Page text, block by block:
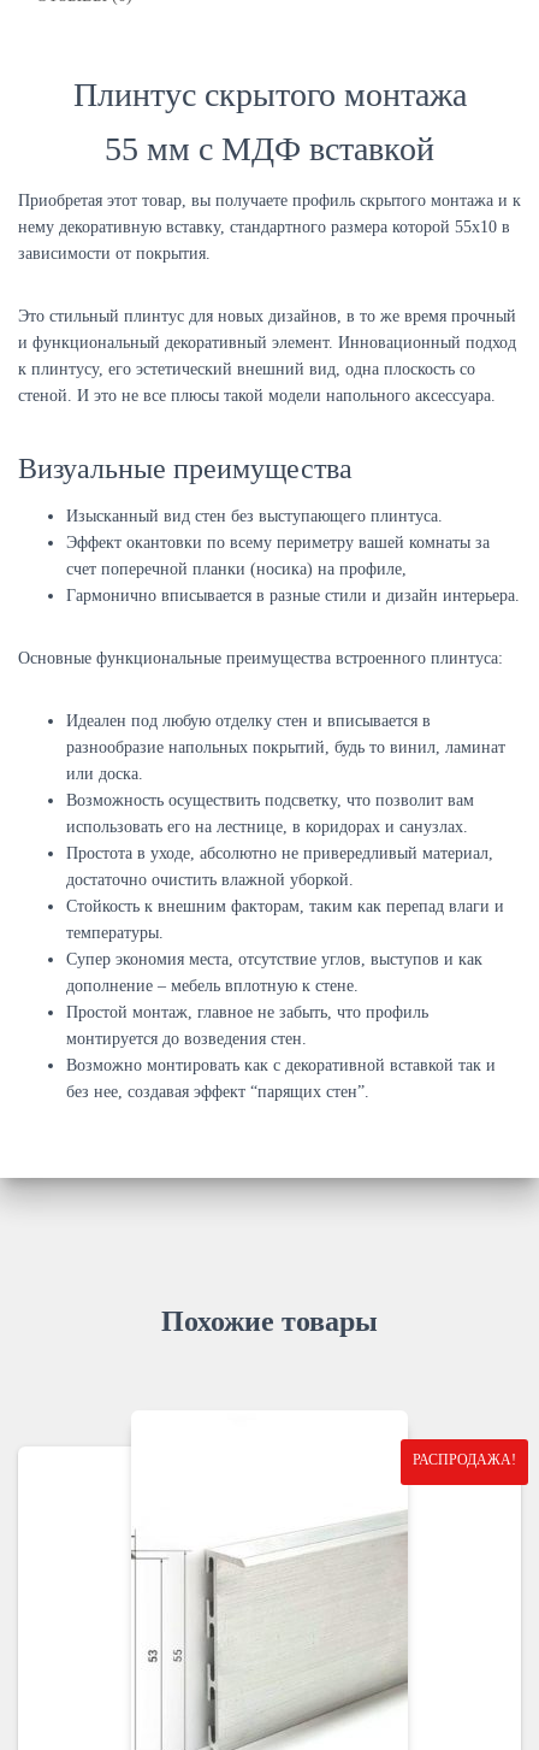
Плинтус скрытого монтажа
55 мм с МДФ вставкой
Приобретая этот товар, вы получаете профиль скрытого монтажа и к
нему декоративную вставку, стандартного размера которой 55х10 в
зависимости от покрытия.
Это стильный плинтус для новых дизайнов, в то же время прочный
и функциональный декоративный элемент. Инновационный подход
к плинтусу, его эстетический внешний вид, одна плоскость со
стеной. И это не все плюсы такой модели напольного аксессуара.
Визуальные преимущества
Изысканный вид стен без выступающего плинтуса.
Эффект окантовки по всему периметру вашей комнаты за
счет поперечной планки (носика) на профиле,
Гармонично вписывается в разные стили и дизайн интерьера.
Основные функциональные преимущества встроенного плинтуса:
Идеален под любую отделку стен и вписывается в
разнообразие напольных покрытий, будь то винил, ламинат
или доска.
Возможность осуществить подсветку, что позволит вам
использовать его на лестнице, в коридорах и санузлах.
Простота в уходе, абсолютно не привередливый материал,
достаточно очистить влажной уборкой.
Стойкость к внешним факторам, таким как перепад влаги и
температуры.
Супер экономия места, отсутствие углов, выступов и как
дополнение – мебель вплотную к стене.
Простой монтаж, главное не забыть, что профиль
монтируется до возведения стен.
Возможно монтировать как с декоративной вставкой так и
без нее, создавая эффект “парящих стен”.
Похожие товары
РАСПРОДАЖА!